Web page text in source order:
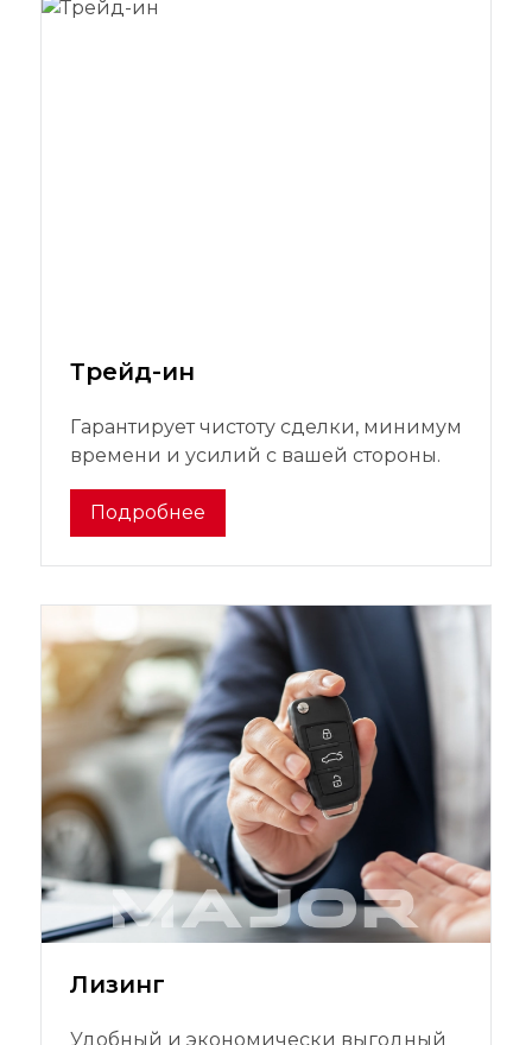
Трейд-ин
Гарантирует чистоту сделки, минимум
времени и усилий с вашей стороны.
Подробнее
Лизинг
Удобный и экономически выгодный